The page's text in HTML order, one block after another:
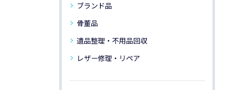
ブランド品
骨董品
遺品整理・不用品回収
レザー修理・リペア